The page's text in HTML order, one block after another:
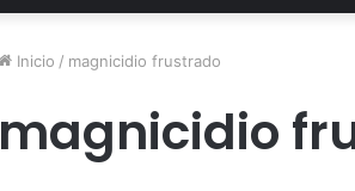
Inicio / magnicidio frustrado
magnicidio